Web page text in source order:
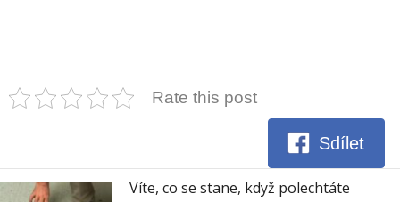
Rate this post
Sdílet
Víte, co se stane, když polechtáte